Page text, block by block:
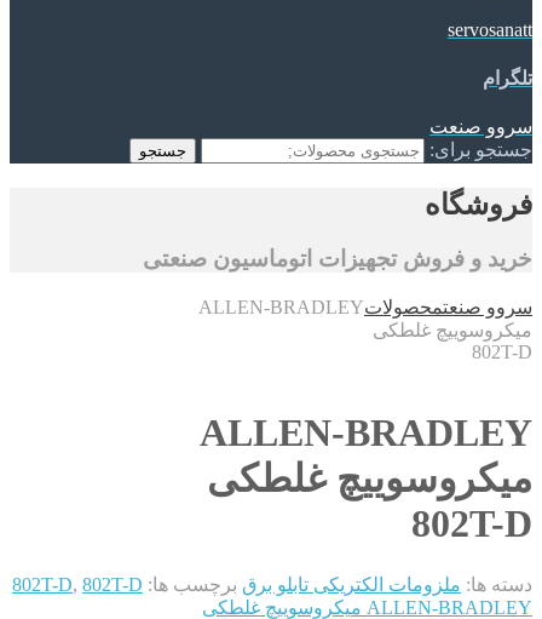
servosanatt
تلگرام
سروو صنعت
جستجو برای:
جستجو
فروشگاه
خرید و فروش تجهیزات اتوماسیون صنعتی
سروو صنعتمحصولاتALLEN-BRADLEY
میکروسوییچ غلطکی
802T-D
ALLEN-BRADLEY
میکروسوییچ غلطکی
802T-D
دسته ها: ملزومات الکتریکی تابلو برق برچسب ها: 802T-D, 802T-D
ALLEN-BRADLEY میکروسوییچ غلطکی